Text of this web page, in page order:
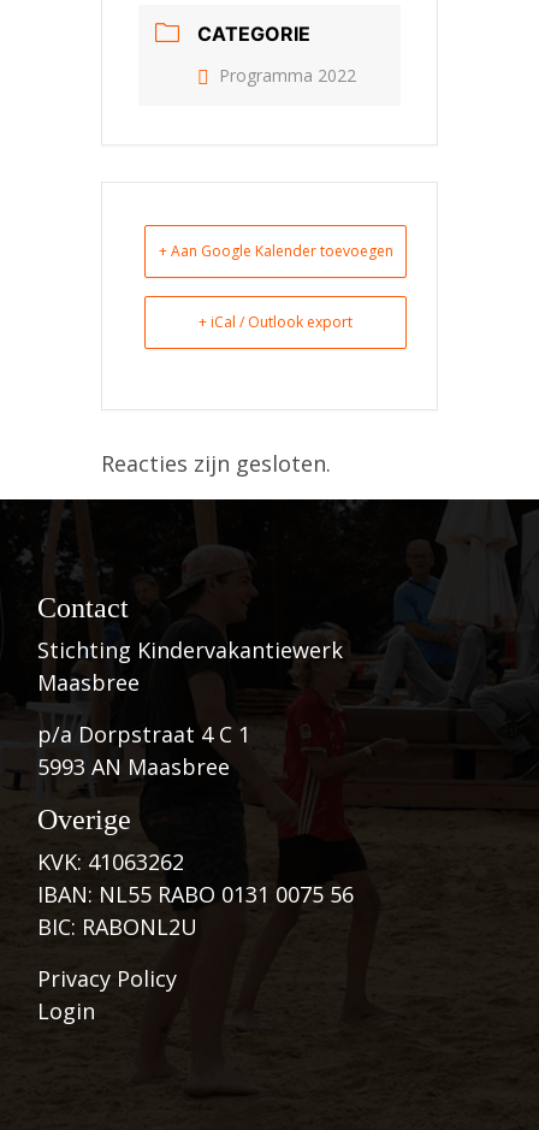
CATEGORIE
Programma 2022
+ Aan Google Kalender toevoegen
+ iCal / Outlook export
Reacties zijn gesloten.
Contact
Stichting Kindervakantiewerk
Maasbree
p/a Dorpstraat 4 C 1
5993 AN Maasbree
Overige
KVK: 41063262
IBAN: NL55 RABO 0131 0075 56
BIC: RABONL2U
Privacy Policy
Login